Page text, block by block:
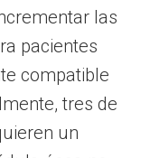
las
pacientes
compatible
tres de
un